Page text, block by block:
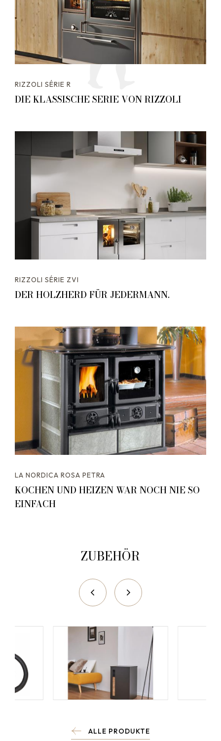
RIZZOLI SÉRIE R
DIE KLASSISCHE SERIE VON RIZZOLI
RIZZOLI SÉRIE ZVI
DER HOLZHERD FÜR JEDERMANN.
LA NORDICA ROSA PETRA
KOCHEN UND HEIZEN WAR NOCH NIE SO
EINFACH
ZUBEHÖR
ALLE PRODUKTE